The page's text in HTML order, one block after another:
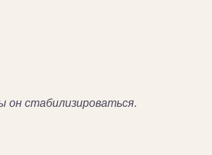
он стабилизироваться.